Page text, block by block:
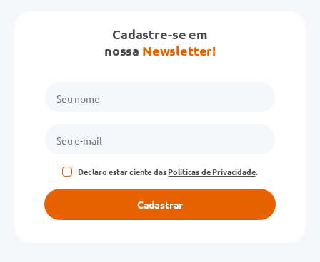
Cadastre-se em
nossa Newsletter!
Declaro estar ciente dasPolíticas de Privacidade.
Cadastrar